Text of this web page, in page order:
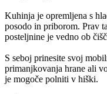
Kuhinja je opremljena s
posodo in priborom. Prav
posteljnine je vedno ob
S seboj prinesite svoj
primanjkovanja hrane ali
je mogoče polniti v hiški.